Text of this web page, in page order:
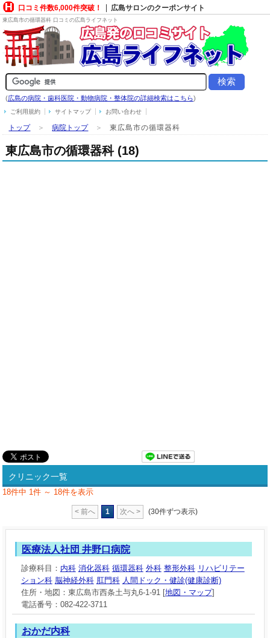
口コミ件数6,000件突破！ 広島サロンのクーポンサイト
東広島市の循環器科 口コミの広島ライフネット
(広島の病院・歯科医院・動物病院・整体院の詳細検索はこちら)
ご利用規約 サイトマップ お問い合わせ
トップ＞病院トップ＞東広島市の循環器科
東広島市の循環器科 (18)
クリニック一覧
18件中 1件 ～ 18件を表示
< 前へ 1 次へ > (30件ずつ表示)
医療法人社団 井野口病院
診療科目： 内科 消化器科 循環器科 外科 整形外科 リハビリテー
ション科 脳神経外科 肛門科 人間ドック・健診(健康診断)
住所・地図：東広島市西条土与丸6-1-91 [地図・マップ]
電話番号：082-422-3711
おかだ内科